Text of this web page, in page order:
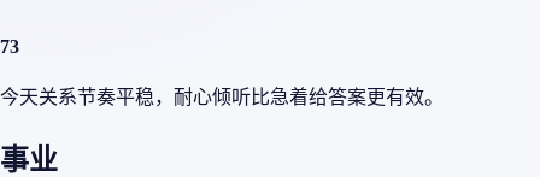
73
今天关系节奏平稳，耐心倾听比急着给答案更有效。
事业